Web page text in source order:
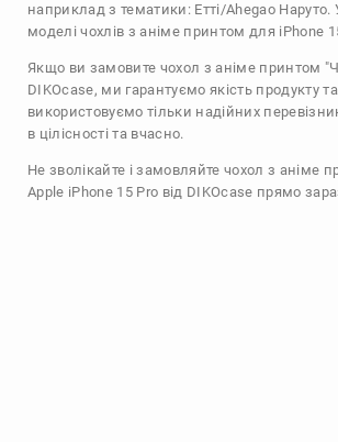
наприклад з тематики: Етті/Ahegao Наруто.
моделі чохлів з аніме принтом для iPhone
Якщо ви замовите чохол з аніме принтом
DIKOcase, ми гарантуємо якість продукту
використовуємо тільки надійних
в цілісності та вчасно.
Не зволікайте і замовляйте чохол з аніме
Apple iPhone 15 Pro від DIKOcase прямо